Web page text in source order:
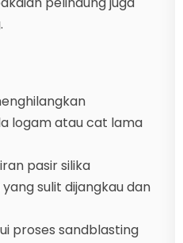
logam atau cat lama
pasir silika
sulit dijangkau dan
proses sandblasting